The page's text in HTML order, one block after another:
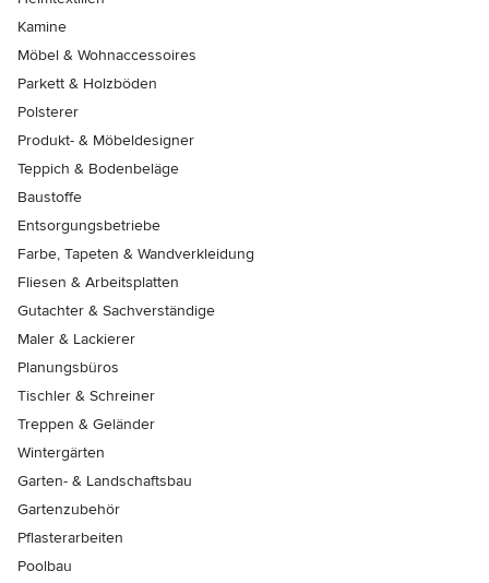
Kamine
Möbel & Wohnaccessoires
Parkett & Holzböden
Polsterer
Produkt- & Möbeldesigner
Teppich & Bodenbeläge
Baustoffe
Entsorgungsbetriebe
Farbe, Tapeten & Wandverkleidung
Fliesen & Arbeitsplatten
Gutachter & Sachverständige
Maler & Lackierer
Planungsbüros
Tischler & Schreiner
Treppen & Geländer
Wintergärten
Garten- & Landschaftsbau
Gartenzubehör
Pflasterarbeiten
Poolbau